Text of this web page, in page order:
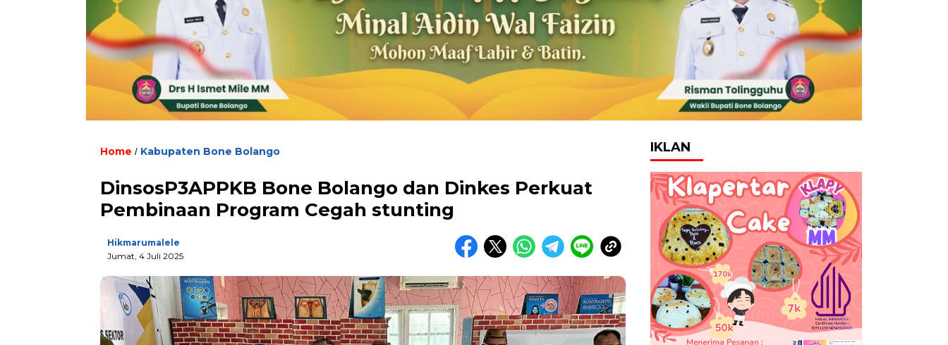
Home / Kabupaten Bone Bolango
DinsosP3APPKB Bone Bolango dan Dinkes Perkuat
Pembinaan Program Cegah stunting
Hikmarumalele
Jumat, 4 Juli 2025
IKLAN